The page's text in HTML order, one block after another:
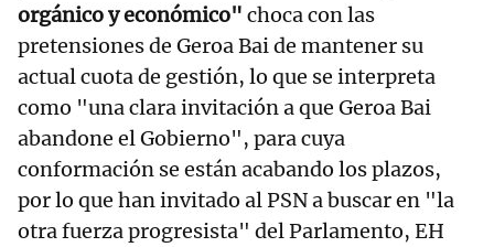
orgánico y económico" choca con las
pretensiones de Geroa Bai de mantener su
actual cuota de gestión, lo que se interpreta
como "una clara invitación a que Geroa Bai
abandone el Gobierno", para cuya
conformación se están acabando los plazos,
por lo que han invitado al PSN a buscar en "la
otra fuerza progresista" del Parlamento, EH